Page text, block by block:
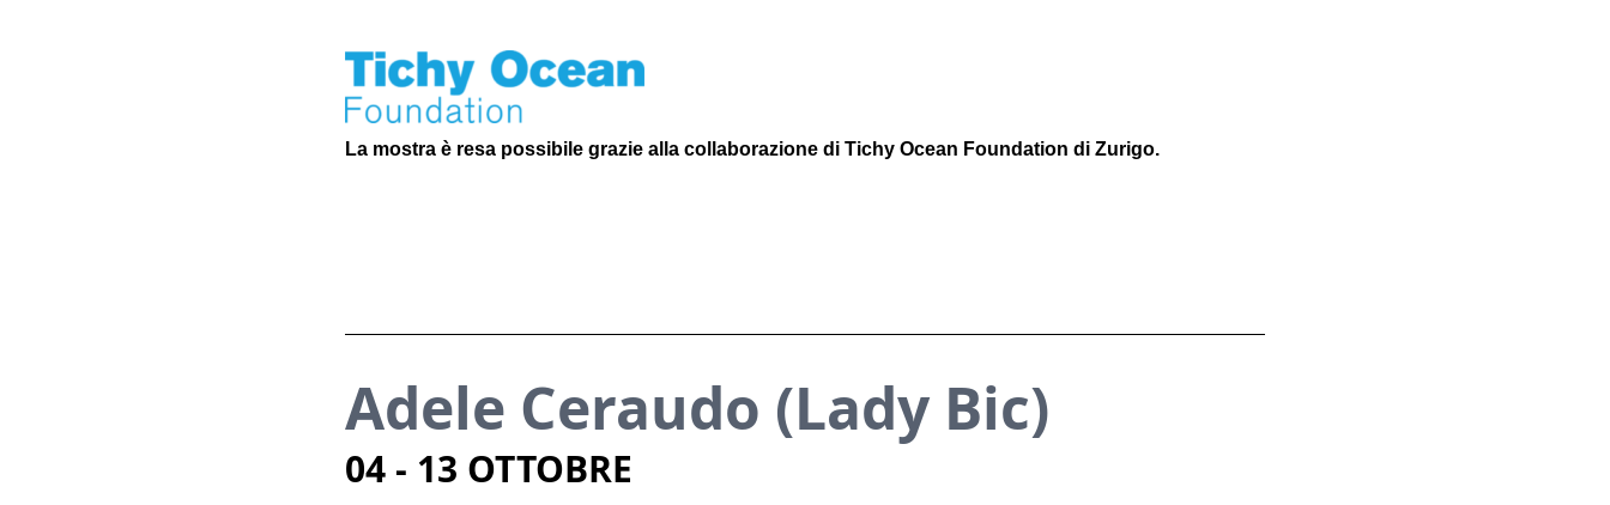
La mostra è resa possibile grazie alla collaborazione di Tichy Ocean Foundation di Zurigo.
Adele Ceraudo (Lady Bic)
04 - 13 OTTOBRE